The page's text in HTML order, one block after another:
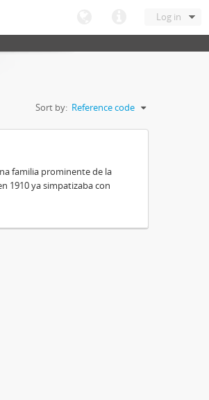
Log in
Sort by: Reference code
familia prominente de la
1910 ya simpatizaba con